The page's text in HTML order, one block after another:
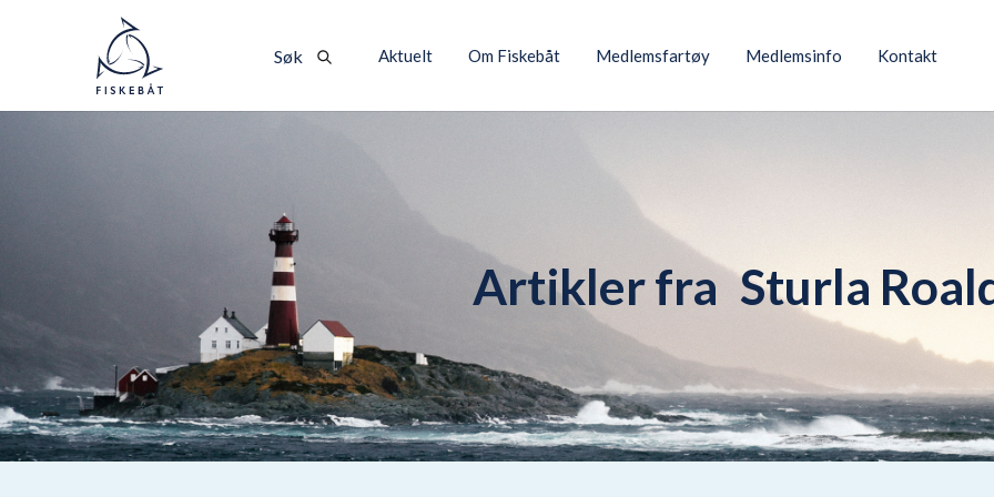
Søk Aktuelt Om Fiskebåt Medlemsfartøy Medlemsinfo Kontakt
Artikler fra Sturla